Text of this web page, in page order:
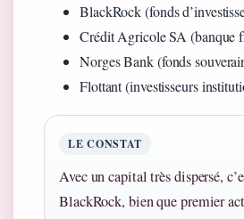
BlackRock (fonds
Crédit Agricole SA (banque
Norges Bank (fonds
Flottant (investisseurs
LE CONSTAT
Avec un capital très dispersé,
BlackRock, bien que premier